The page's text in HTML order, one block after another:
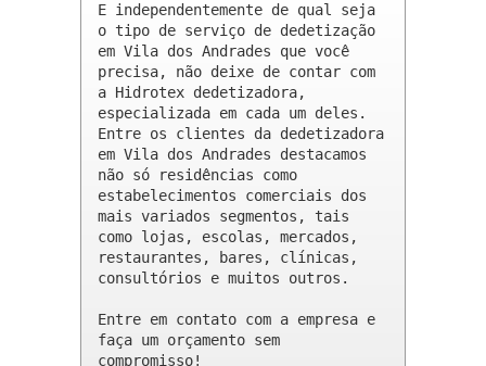
E independentemente de qual seja
o tipo de serviço de dedetização
em Vila dos Andrades que você
precisa, não deixe de contar com
a Hidrotex dedetizadora,
especializada em cada um deles.
Entre os clientes da dedetizadora
em Vila dos Andrades destacamos
não só residências como
estabelecimentos comerciais dos
mais variados segmentos, tais
como lojas, escolas, mercados,
restaurantes, bares, clínicas,
consultórios e muitos outros.
Entre em contato com a empresa e
faça um orçamento sem
compromisso!